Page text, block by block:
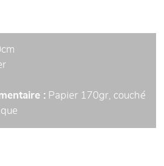
: Papier 170gr, couché